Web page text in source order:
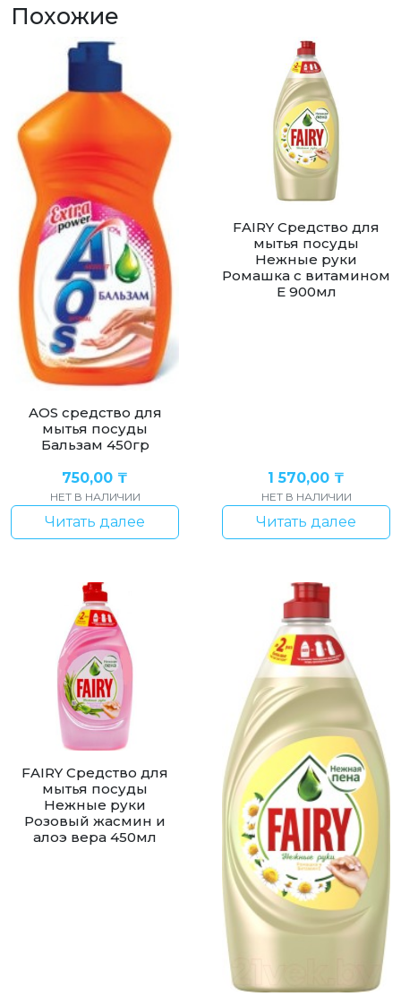
чистки
Glass
Голубая
лагуна
600мл
Похожие
AOS cредство для
мытья посуды
Бальзам 450гр
750,00 ₸
НЕТ В НАЛИЧИИ
Читать далее
FAIRY Средство для
мытья посуды
Нежные руки
Ромашка с витамином
Е 900мл
1 570,00 ₸
НЕТ В НАЛИЧИИ
Читать далее
FAIRY Средство для
мытья посуды
Нежные руки
Розовый жасмин и
алоэ вера 450мл